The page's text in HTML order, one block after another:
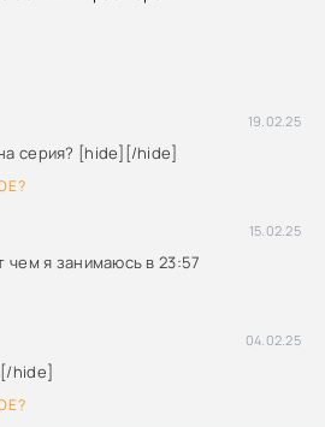
19.02.25
серия? [hide][/hide]
15.02.25
чем я занимаюсь в 23:57
04.02.25
hide]